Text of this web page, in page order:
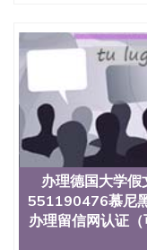
文凭学位qq微信
学学历 绩单购买
买澳洲大学毕业
业找人做文凭学
昆士兰大学学历
士做文凭/购买
理德国大学假文
\551190476康斯
速办理留信网认
作，国外毕业证
办理德国大学
551190476慕尼
办理留信网认证